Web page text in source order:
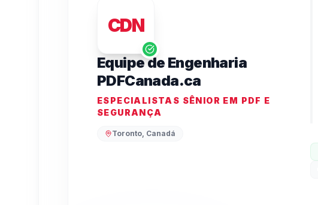
CDN
Equipe de Engenharia
PDFCanada.ca
ESPECIALISTAS SÊNIOR EM PDF E
SEGURANÇA
Toronto, Canadá